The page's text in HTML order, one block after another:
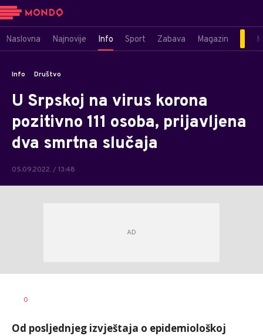
Naslovna Najnovije Info Sport Zabava Magazin
Info Društvo
U Srpskoj na virus korona
pozitivno 111 osoba, prijavljena
dva smrtna slučaja
05.09.2022. / 13:48
AUTOR
0
Od posljednjeg izvještaja o epidemiološkoj